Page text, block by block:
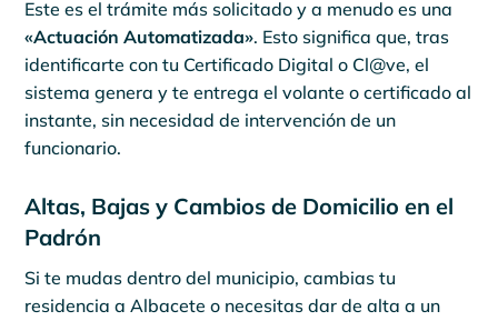
Este es el trámite más solicitado y a menudo es una
«Actuación Automatizada». Esto significa que, tras
identificarte con tu Certificado Digital o Cl@ve, el
sistema genera y te entrega el volante o certificado al
instante, sin necesidad de intervención de un
funcionario.
Altas, Bajas y Cambios de Domicilio en el
Padrón
Si te mudas dentro del municipio, cambias tu
residencia a Albacete o necesitas dar de alta a un